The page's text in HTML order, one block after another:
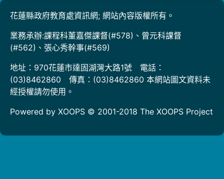
花蓮縣政府教育處資訊網; 網站內容版權所有。
業務承辦:課程科董嘉傑課督(#578)、曾元科課督
(#562)、張心秀幹事(#569)
地址：970花蓮市達固湖灣大路1號 電話：
(03)8462860 傳真：(03)8462860 本網站圖文資料未
經授權請勿使用。
Powered by XOOPS © 2001-2018 The XOOPS Project